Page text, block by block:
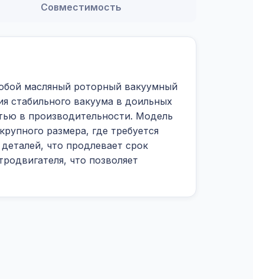
Совместимость
масляный роторный вакуумный
стабильного вакуума в доильных
в производительности. Модель
размера, где требуется
что продлевает срок
что позволяет